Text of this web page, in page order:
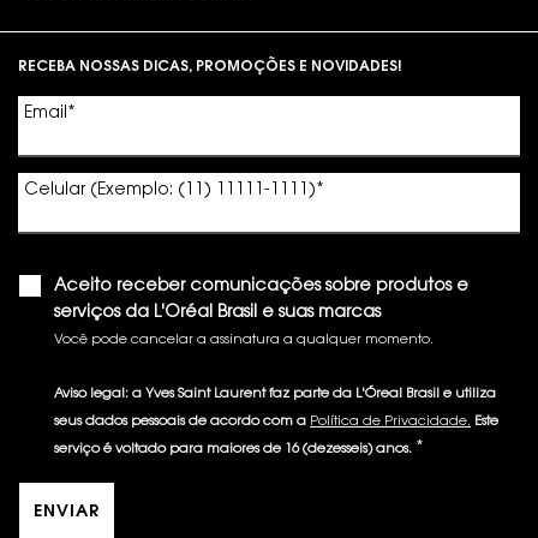
RECEBA NOSSAS DICAS, PROMOÇÕES E NOVIDADES!
Email *
Celular (Exemplo: (11) 11111-1111) *
Aceito receber comunicações sobre produtos e
serviços da L'Oréal Brasil e suas marcas
Você pode cancelar a assinatura a qualquer momento.​
Aviso legal: a Yves Saint Laurent faz parte da L'Óreal Brasil e utiliza
seus dados pessoais de acordo com a Política de Privacidade. Este
serviço é voltado para maiores de 16 (dezesseis) anos. *
ENVIAR